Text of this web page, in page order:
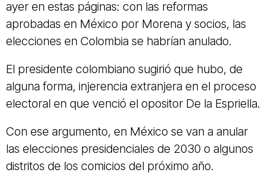
ayer en estas páginas: con las reformas
aprobadas en México por Morena y socios, las
elecciones en Colombia se habrían anulado.
El presidente colombiano sugirió que hubo, de
alguna forma, injerencia extranjera en el proceso
electoral en que venció el opositor De la Espriella.
Con ese argumento, en México se van a anular
las elecciones presidenciales de 2030 o algunos
distritos de los comicios del próximo año.